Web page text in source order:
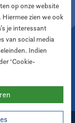
op onze website
Hiermee zien we ook
je interessant
van social media
Indien
‘Cookie-